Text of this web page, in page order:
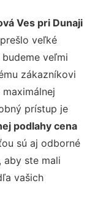
Ves pri Dunaji
veľké
veľmi
zákazníkovi
prístup je
podlahy cena
sú aj odborné
aby ste mali
vašich